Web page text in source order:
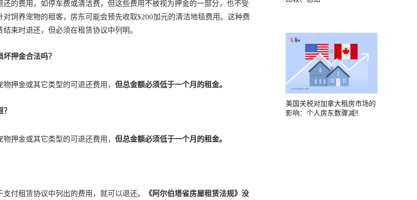
还的费用，如停车费或清洁费，但这些费用不被视为押金的一部分，也不受
饲养宠物的租客，房东可能会预先收取$200加元的清洁地毯费用。这种费
束时退还，但必须在租赁协议中列明。
押金合法吗？
押金或其它类型的可退还费用， 但总金额必须低于一个月的租金。
押金或其它类型的可退还费用， 但总金额必须低于一个月的租金。
付租赁协议中列出的费用，就可以退还。
《阿尔伯塔省房屋租赁法规》没
美国关税对加拿大租房市场的
影响：个人房东数骤减‼